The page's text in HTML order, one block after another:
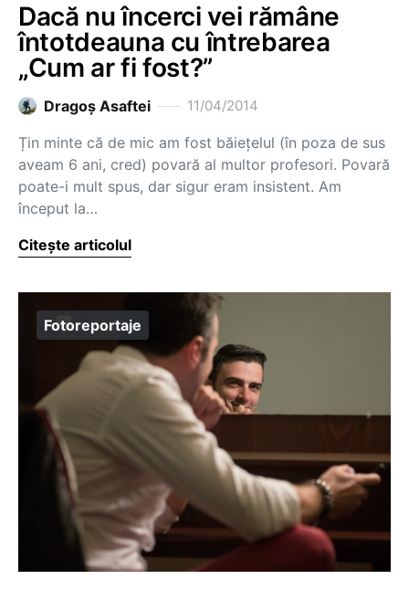
Dacă nu încerci vei rămâne
întotdeauna cu întrebarea
„Cum ar fi fost?”
Dragoş Asaftei 11/04/2014
Țin minte că de mic am fost băiețelul (în poza de sus
aveam 6 ani, cred) povară al multor profesori. Povară
poate-i mult spus, dar sigur eram insistent. Am
început la…
Citește articolul
Fotoreportaje